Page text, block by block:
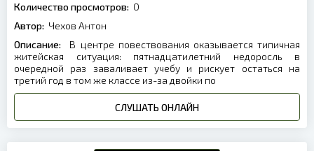
Количество просмотров: 0
Автор: Чехов Антон
Описание:
В центре повествования оказывается типичная
житейская ситуация: пятнадцатилетний недоросль в
очередной раз заваливает учебу и рискует остаться на
третий год в том же классе из-за двойки по
СЛУШАТЬ ОНЛАЙН